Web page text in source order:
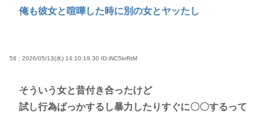
俺も彼女と喧嘩した時に別の女とヤッたし
56 : 2026/05/13(水) 14:10:19.30 ID:iNC5krRtM
そういう女と昔付き合ったけど
試し行為ばっかするし暴力したりすぐに〇〇するって